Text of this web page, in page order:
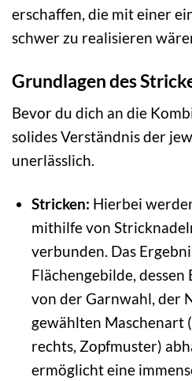
erschaffen, die mit einer
schwer zu realisieren
Grundlagen des
Bevor du dich an die
solides Verständnis der
unerlässlich.
Stricken: Hierbei
mithilfe von
verbunden. Das
Flächengebilde,
von der Garnwahl, der
gewählten Maschenart
rechts, Zopfmuster)
ermöglicht eine